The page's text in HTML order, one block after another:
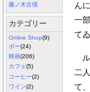
藤ノ木古墳
カテゴリー
Online Shop(9)
ポー(24)
映画(206)
カフェ(5)
コーヒー(2)
ワイン(2)
ん
一
て
ル
二
て